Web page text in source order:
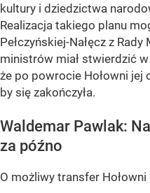
kultury i dziedzictwa
Realizacja takiego planu
Pełczyńskiej-Nałęcz z
ministrów miał stwierdzić
że po powrocie Hołowni jej
by się zakończyła.
Waldemar Pawlak:
za późno
O możliwy transfer Hołowni